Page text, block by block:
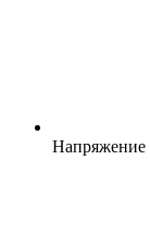
Напряжение